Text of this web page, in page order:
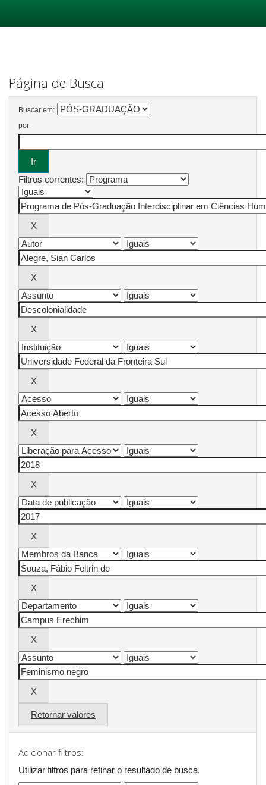
Página de Busca
Buscar em:
por
Filtros correntes:
Retornar valores
Adicionar filtros:
Utilizar filtros para refinar o resultado de busca.